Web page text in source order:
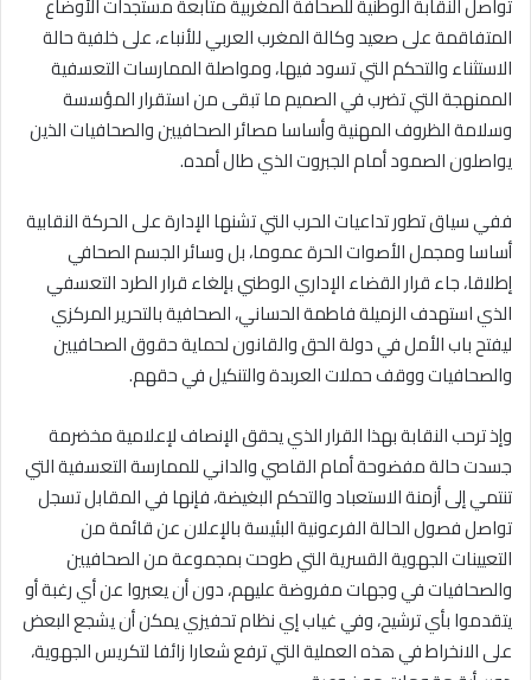
تواصل النقابة الوطنية للصحافة المغربية متابعة مستجدات الأوضاع
المتفاقمة على صعيد وكالة المغرب العربي للأنباء، على خلفية حالة
الاستثناء والتحكم التي تسود فيها، ومواصلة الممارسات التعسفية
الممنهجة التي تضرب في الصميم ما تبقى من استقرار المؤسسة
وسلامة الظروف المهنية وأساسا مصائر الصحافيين والصحافيات الذين
يواصلون الصمود أمام الجبروت الذي طال أمده.
ففي سياق تطور تداعيات الحرب التي تشنها الإدارة على الحركة النقابية
أساسا ومجمل الأصوات الحرة عموما، بل وسائر الجسم الصحافي
إطلاقا، جاء قرار القضاء الإداري الوطني بإلغاء قرار الطرد التعسفي
الذي استهدف الزميلة فاطمة الحساني، الصحافية بالتحرير المركزي
ليفتح باب الأمل في دولة الحق والقانون لحماية حقوق الصحافيين
والصحافيات ووقف حملات العربدة والتنكيل في حقهم.
وإذ ترحب النقابة بهذا القرار الذي يحقق الإنصاف لإعلامية مخضرمة
جسدت حالة مفضوحة أمام القاصي والداني للممارسة التعسفية التي
تنتمي إلى أزمنة الاستعباد والتحكم البغيضة، فإنها في المقابل تسجل
تواصل فصول الحالة الفرعونية البئيسة بالإعلان عن قائمة من
التعيينات الجهوية القسرية التي طوحت بمجموعة من الصحافيين
والصحافيات في وجهات مفروضة عليهم، دون أن يعبروا عن أي رغبة أو
يتقدموا بأي ترشيح، وفي غياب إي نظام تحفيزي يمكن أن يشجع البعض
على الانخراط في هذه العملية التي ترفع شعارا زائفا لتكريس الجهوية،